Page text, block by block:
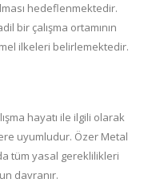
hedeflenmektedir.
bir çalışma ortamının
ilkeleri belirlemektedir.
hayatı ile ilgili olarak
uyumludur. Özer Metal
tüm yasal gereklilikleri
davranır.